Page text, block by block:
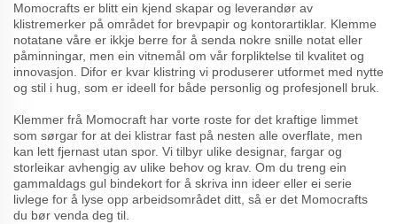
Momocrafts er blitt ein kjend skapar og leverandør av
klistremerker på området for brevpapir og kontorartiklar. Klemme
notatane våre er ikkje berre for å senda nokre snille notat eller
påminningar, men ein vitnemål om vår forpliktelse til kvalitet og
innovasjon. Difor er kvar klistring vi produserer utformet med nytte
og stil i hug, som er ideell for både personlig og profesjonell bruk.
Klemmer frå Momocraft har vorte roste for det kraftige limmet
som sørgar for at dei klistrar fast på nesten alle overflate, men
kan lett fjernast utan spor. Vi tilbyr ulike designar, fargar og
storleikar avhengig av ulike behov og krav. Om du treng ein
gammaldags gul bindekort for å skriva inn ideer eller ei serie
livlege for å lyse opp arbeidsområdet ditt, så er det Momocrafts
du bør venda deg til.